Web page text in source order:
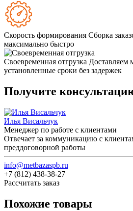
Скорость формирования Сборка
максимально быстро
Своевременная отгрузка Доставляем
установленные сроки без задержек
Получите
Илья Висальчук
Менеджер по работе с клиентами
Отвечает за коммуникацию с
преддоговорной работы
info@metbazaspb.ru
+7 (812) 438-38-27
Рассчитать заказ
Похожие товары